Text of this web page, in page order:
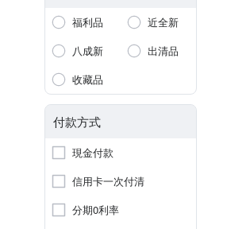
福利品
近全新
八成新
出清品
收藏品
付款方式
現金付款
信用卡一次付清
分期0利率